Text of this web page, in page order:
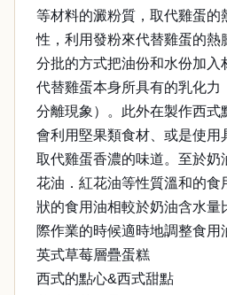
等材料的澱粉質，取代雞蛋的
性，利用發粉來代替雞蛋的熱
分批的方式把油份和水份加入
代替雞蛋本身所具有的乳化力
分離現象）。此外在製作西式
會利用堅果類食材、或是使用
取代雞蛋香濃的味道。至於奶
花油．紅花油等性質溫和的食
狀的食用油相較於奶油含水量
際作業的時候適時地調整食用
英式草莓層疊蛋糕
西式的點心&西式甜點